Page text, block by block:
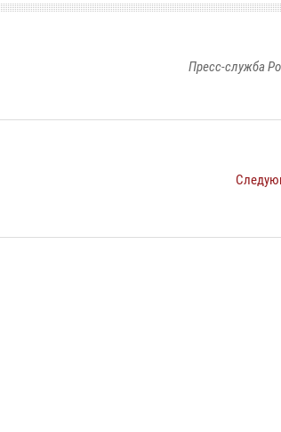
Пресс-служба